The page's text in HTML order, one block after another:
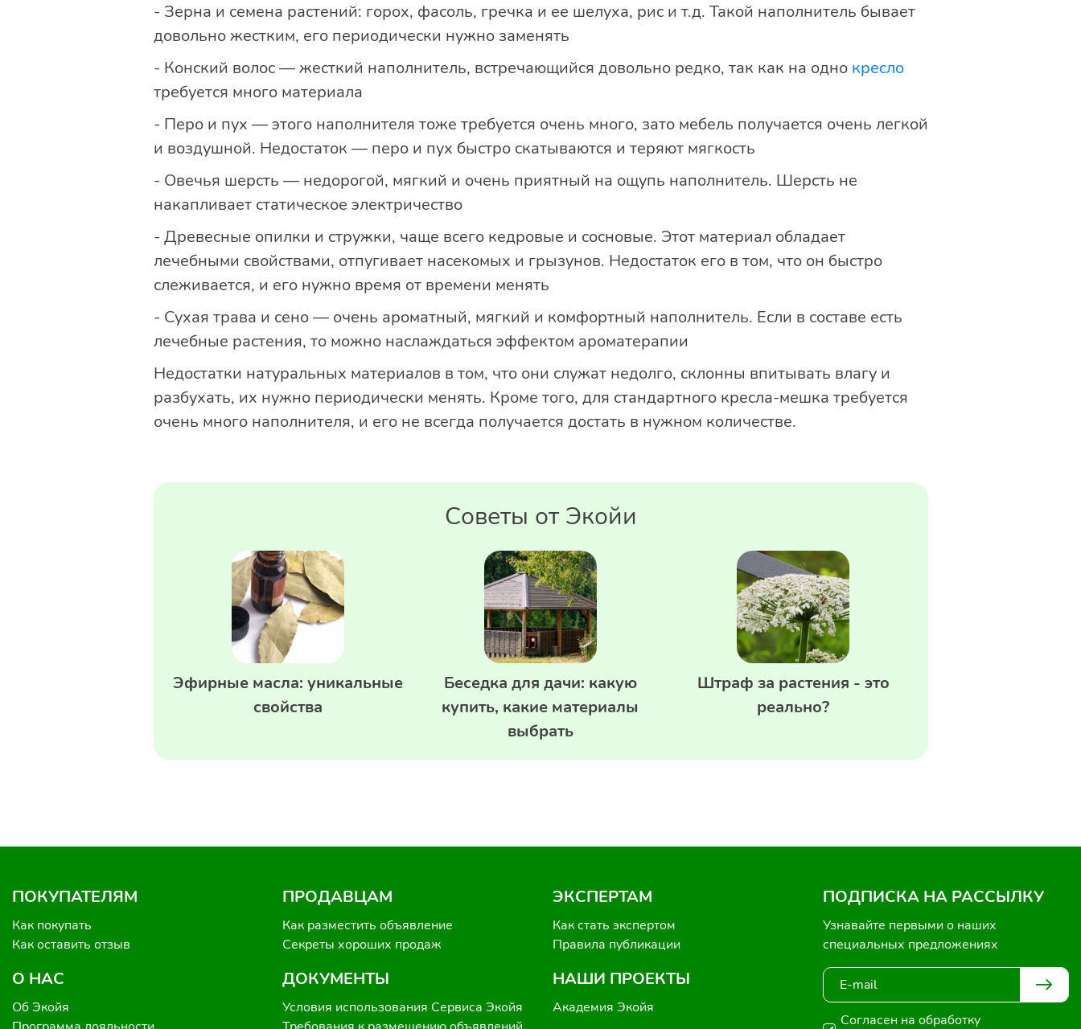
- Зерна и семена растений: горох, фасоль, гречка и ее шелуха, рис и т.д. Такой наполнитель бывает
довольно жестким, его периодически нужно заменять
- Конский волос — жесткий наполнитель, встречающийся довольно редко, так как на одно кресло
требуется много материала
- Перо и пух — этого наполнителя тоже требуется очень много, зато мебель получается очень легкой
и воздушной. Недостаток — перо и пух быстро скатываются и теряют мягкость
- Овечья шерсть — недорогой, мягкий и очень приятный на ощупь наполнитель. Шерсть не
накапливает статическое электричество
- Древесные опилки и стружки, чаще всего кедровые и сосновые. Этот материал обладает
лечебными свойствами, отпугивает насекомых и грызунов. Недостаток его в том, что он быстро
слеживается, и его нужно время от времени менять
- Сухая трава и сено — очень ароматный, мягкий и комфортный наполнитель. Если в составе есть
лечебные растения, то можно наслаждаться эффектом ароматерапии
Недостатки натуральных материалов в том, что они служат недолго, склонны впитывать влагу и
разбухать, их нужно периодически менять. Кроме того, для стандартного кресла-мешка требуется
очень много наполнителя, и его не всегда получается достать в нужном количестве.
Советы от Экойи
Эфирные масла: уникальные
свойства
Беседка для дачи: какую
купить, какие материалы
выбрать
Штраф за растения - это
реально?
ПОКУПАТЕЛЯМ
Как покупать
Как оставить отзыв
О НАС
Об Экойя
ПРОДАВЦАМ
Как разместить объявление
Секреты хороших продаж
ДОКУМЕНТЫ
Условия использования Сервиса Экойя
ЭКСПЕРТАМ
Как стать экспертом
Правила публикации
НАШИ ПРОЕКТЫ
Академия Экойя
ПОДПИСКА НА РАССЫЛКУ
Узнавайте первыми о наших
специальных предложениях
Согласен на обработку